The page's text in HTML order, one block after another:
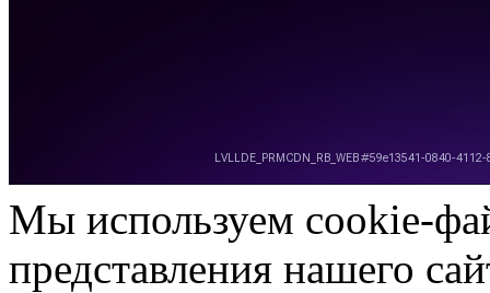
Мы используем cookie-
представления нашего